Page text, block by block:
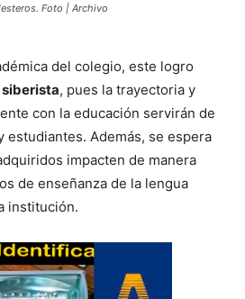
Foto | Archivo
del colegio, este logro
, pues la trayectoria y
con la educación servirán de
estudiantes. Además, se espera
impacten de manera
de enseñanza de la lengua
institución.